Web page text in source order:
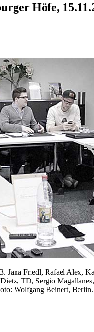
Höfe,
Jana Friedl, Rafael Alex,
TD, Sergio
Wolfgang Beinert, Berlin.